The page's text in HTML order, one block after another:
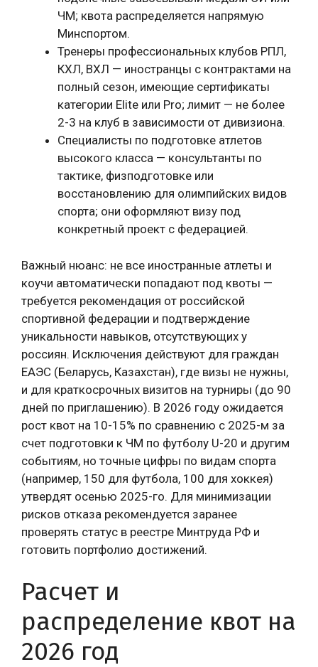
ЧМ; квота распределяется напрямую
Минспортом.
Тренеры профессиональных клубов РПЛ,
КХЛ, ВХЛ — иностранцы с контрактами на
полный сезон, имеющие сертификаты
категории Elite или Pro; лимит — не более
2-3 на клуб в зависимости от дивизиона.
Специалисты по подготовке атлетов
высокого класса — консультанты по
тактике, физподготовке или
восстановлению для олимпийских видов
спорта; они оформляют визу под
конкретный проект с федерацией.
Важный нюанс: не все иностранные атлеты и
коучи автоматически попадают под квоты —
требуется рекомендация от российской
спортивной федерации и подтверждение
уникальности навыков, отсутствующих у
россиян. Исключения действуют для граждан
ЕАЭС (Беларусь, Казахстан), где визы не нужны,
и для краткосрочных визитов на турниры (до 90
дней по приглашению). В 2026 году ожидается
рост квот на 10-15% по сравнению с 2025-м за
счет подготовки к ЧМ по футболу U-20 и другим
событиям, но точные цифры по видам спорта
(например, 150 для футбола, 100 для хоккея)
утвердят осенью 2025-го. Для минимизации
рисков отказа рекомендуется заранее
проверять статус в реестре Минтруда РФ и
готовить портфолио достижений.
Расчет и
распределение квот на
2026 год